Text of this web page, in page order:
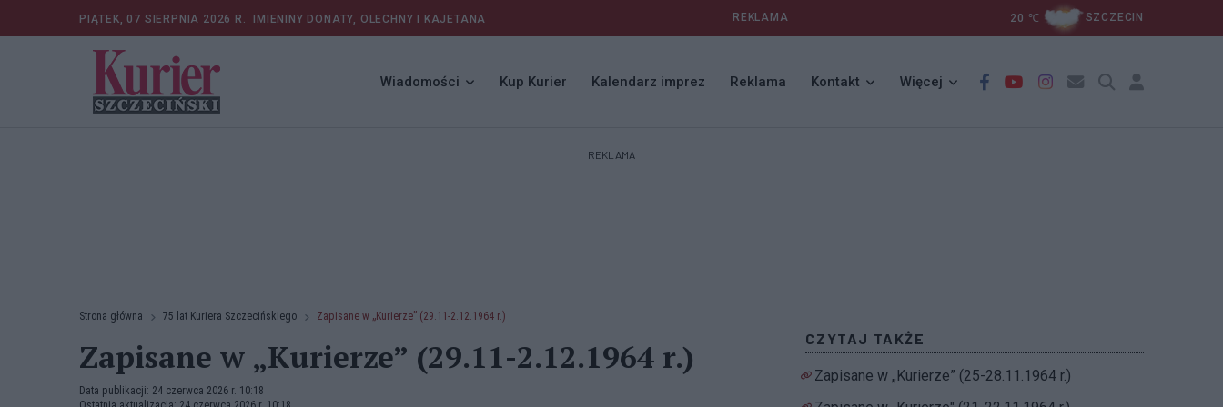
PIĄTEK, 07 SIERPNIA 2026 R. IMIENINY DONATY, OLECHNY I KAJETANA REKLAMA 20 ℃ SZCZECIN
Wiadomości Kup Kurier Kalendarz imprez Reklama Kontakt Więcej
REKLAMA
Strona główna 75 lat Kuriera Szczecińskiego Zapisane w „Kurierze” (29.11-2.12.1964 r.)
Zapisane w „Kurierze” (29.11-2.12.1964 r.)
Data publikacji: 24 czerwca 2026 r. 10:18
CZYTAJ TAKŻE
Zapisane w „Kurierze” (25-28.11.1964 r.)